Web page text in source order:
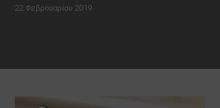
22 Φεβρουαρίου 2019